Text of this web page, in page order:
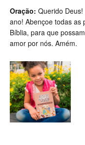
Oração: Querido
ano! Abençoe todas as
Bíblia, para que
amor por nós. Amém.